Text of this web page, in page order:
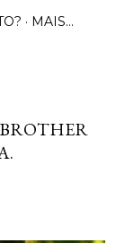
MAIS…